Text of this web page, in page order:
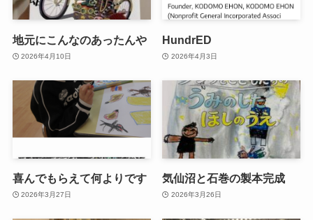
地元にこんなのあったんや
2026年4月10日
HundrED
2026年4月3日
喜んでもらえて何よりです
2026年3月27日
気仙沼と石巻の製本完成
2026年3月26日